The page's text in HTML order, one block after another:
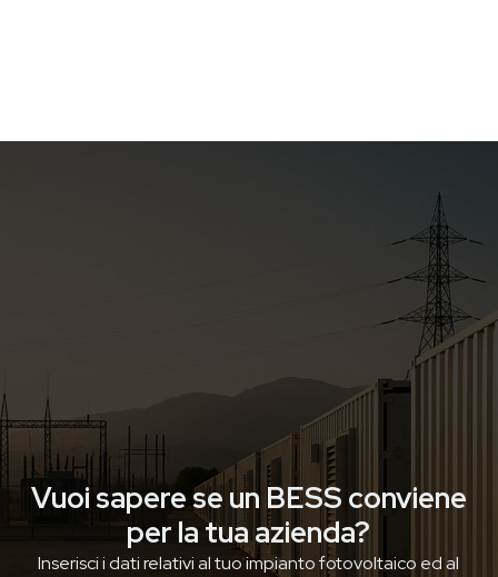
Vuoi sapere se un BESS conviene
per la tua azienda?
Inserisci i dati relativi al tuo impianto fotovoltaico ed al